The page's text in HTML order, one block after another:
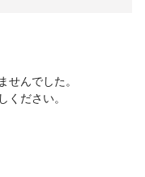
せんでした。
ください。